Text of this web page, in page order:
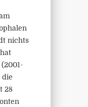
nichts
die
28